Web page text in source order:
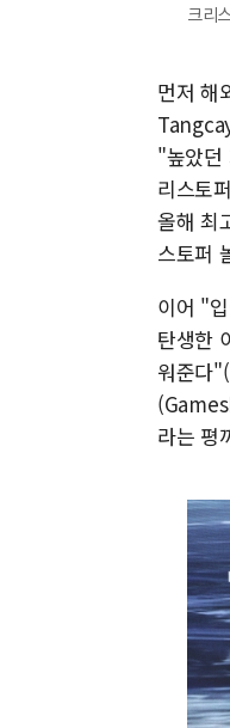
크리
먼저 해
"높았
리스토
올해 최
스토퍼
이어 "
탄생한
워준다
라는 평